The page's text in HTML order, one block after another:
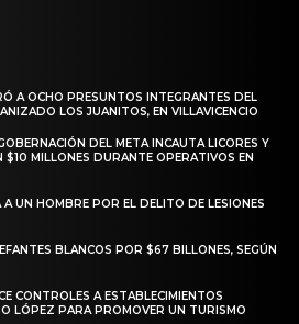
A OCHO PRESUNTOS INTEGRANTES DEL
LOS JUANITOS, EN VILLAVICENCIO
DEL META INCAUTA LICORES Y
$10 MILLONES DURANTE OPERATIVOS EN
UN HOMBRE POR EL DELITO DE LESIONES
BLANCOS POR $67 BILLONES, SEGÚN
CONTROLES A ESTABLECIMIENTOS
LÓPEZ PARA PROMOVER UN TURISMO